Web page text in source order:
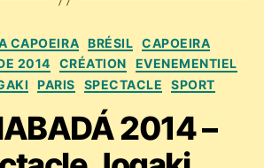
Catégories
CAPOEIRA BRÉSIL CAPOEIRA
2014
CRÉATION
EVENEMENTIEL
PARIS SPECTACLE SPORT
2014 –